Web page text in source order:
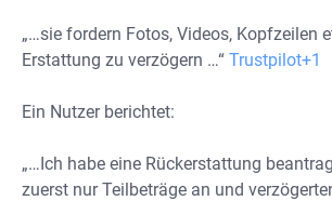
„…sie fordern Fotos, Videos, Kopfzeilen
Erstattung zu verzögern …“ Trustpilot+1
Ein Nutzer berichtet:
„…Ich habe eine Rückerstattung
zuerst nur Teilbeträge an und